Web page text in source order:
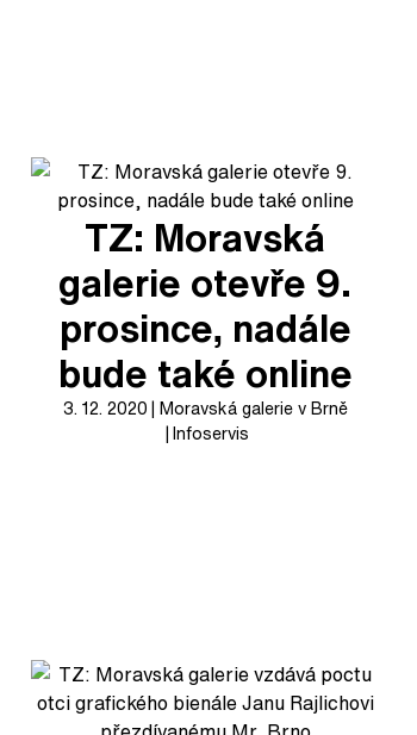
TZ: Moravská
galerie otevře 9.
prosince, nadále
bude také online
3. 12. 2020 Moravská galerie v Brně
Infoservis